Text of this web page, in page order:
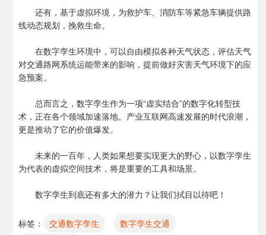
还有，基于虚拟环境，为救护车、消防车等紧急车辆提供路
线动态规划，挽救生命。
在数字孪生环境中，可以自由模拟各种天气状态，评估天气
对交通路网系统运能带来的影响，提前做好灾害天气环境下的应
急预案。
总而言之，数字孪生作为一项“虚实结合”的数字化转型技
术，正在各个领域加速落地。产业互联网高速发展的时代浪潮，
更是推动了它的价值爆发。
未来的一百年，人类如果想要实现更大的野心，以数字孪生
为代表的虚拟空间技术，将是重要的工具和场景。
数字孪生到底还有多大的潜力？让我们拭目以待吧！
标签： 交通数字孪生
数字孪生交通